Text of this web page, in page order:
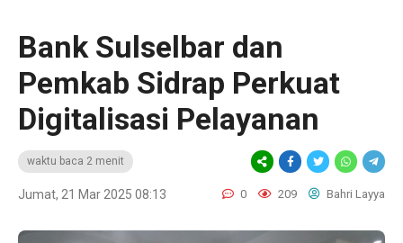
Bank Sulselbar dan
Pemkab Sidrap Perkuat
Digitalisasi Pelayanan
waktu baca 2 menit
Jumat, 21 Mar 2025 08:13 0 209 Bahri Layya